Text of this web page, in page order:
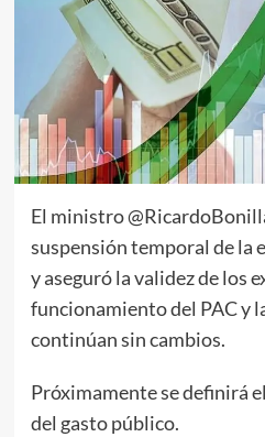
El ministro
suspensión temporal de la
y aseguró la validez de los
funcionamiento del PAC y
continúan sin cambios.
Próximamente se definirá
del gasto público.